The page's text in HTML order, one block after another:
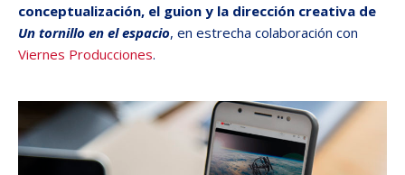
conceptualización, el guion y la dirección creativa de
Un tornillo en el espacio, en estrecha colaboración con
Viernes Producciones.